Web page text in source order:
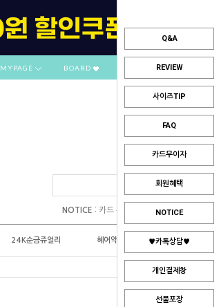
Q&A
REVIEW
사이즈TIP
FAQ
카드무이자
회원혜택
NOTICE
♥카톡상담♥
개인결제창
선물포장
MYPAGE BOARD
NOTICE : 카드 부분무이자 안내
24K순금쥬얼리 헤어악세사리